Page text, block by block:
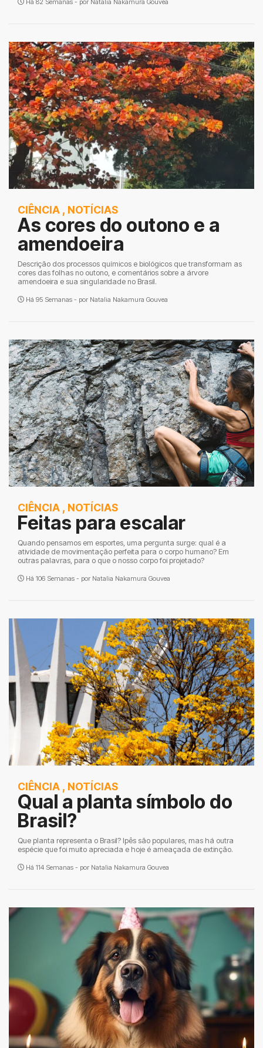
Há 82 Semanas - por Natalia Nakamura Gouvea
CIÊNCIA , NOTÍCIAS
As cores do outono e a
amendoeira
Descrição dos processos químicos e biológicos que transformam as
cores das folhas no outono, e comentários sobre a árvore
amendoeira e sua singularidade no Brasil.
Há 95 Semanas - por Natalia Nakamura Gouvea
CIÊNCIA , NOTÍCIAS
Feitas para escalar
Quando pensamos em esportes, uma pergunta surge: qual é a
atividade de movimentação perfeita para o corpo humano? Em
outras palavras, para o que o nosso corpo foi projetado?
Há 106 Semanas - por Natalia Nakamura Gouvea
CIÊNCIA , NOTÍCIAS
Qual a planta símbolo do
Brasil?
Que planta representa o Brasil? Ipês são populares, mas há outra
espécie que foi muito apreciada e hoje é ameaçada de extinção.
Há 114 Semanas - por Natalia Nakamura Gouvea